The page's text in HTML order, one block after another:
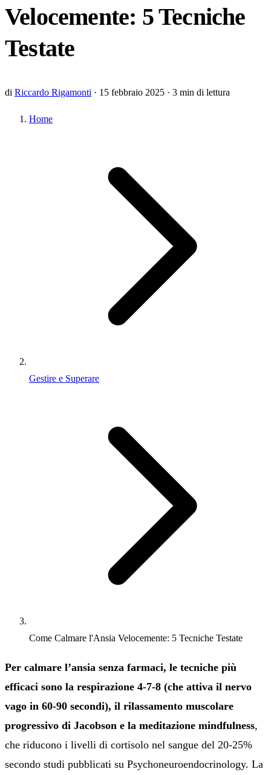
Velocemente: 5 Tecniche
Testate
di Riccardo Rigamonti · 15 febbraio 2025 · 3 min di lettura
Home
Gestire e Superare
Come Calmare l'Ansia Velocemente: 5 Tecniche Testate
Per calmare l’ansia senza farmaci, le tecniche più
efficaci sono la respirazione 4-7-8 (che attiva il nervo
vago in 60-90 secondi), il rilassamento muscolare
progressivo di Jacobson e la meditazione mindfulness,
che riducono i livelli di cortisolo nel sangue del 20-25%
secondo studi pubblicati su Psychoneuroendocrinology. La